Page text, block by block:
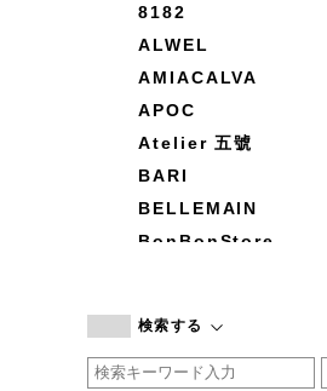
8182
ALWEL
AMIACALVA
APOC
Atelier 五號
BARI
BELLEMAIN
BonBonStore
by basics
CATWORTH
検索する